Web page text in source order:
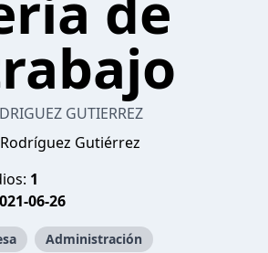
GUTIERREZ
Gutiérrez
1
06-26
Administración